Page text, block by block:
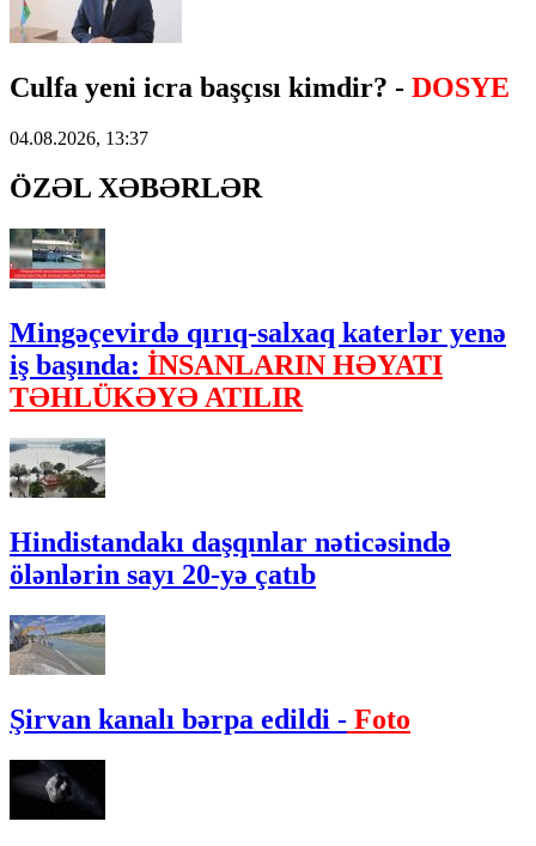
Culfa yeni icra başçısı kimdir? - DOSYE
04.08.2026, 13:37
ÖZƏL XƏBƏRLƏR
Mingəçevirdə qırıq-salxaq katerlər yenə
iş başında: İNSANLARIN HƏYATI
TƏHLÜKƏYƏ ATILIR
Hindistandakı daşqınlar nəticəsində
ölənlərin sayı 20-yə çatıb
Şirvan kanalı bərpa edildi - Foto